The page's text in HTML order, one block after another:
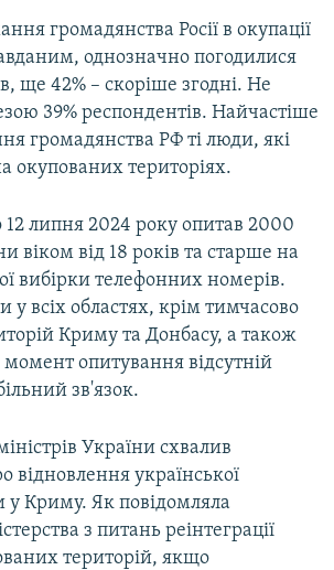
громадянства Росії в окупації
однозначно погодилися
ще 42% – скоріше згодні. Не
39% респондентів. Найчастіше
громадянства РФ ті люди, які
окупованих територіях.
12 липня 2024 року опитав 2000
віком від 18 років та старше на
вибірки телефонних номерів.
у всіх областях, крім тимчасово
Криму та Донбасу, а також
опитування відсутній
зв'язок.
України схвалив
відновлення української
у Криму. Як повідомляла
з питань реінтеграції
територій, якщо